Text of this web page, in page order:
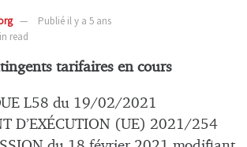
Publié il y a 5 ans
read
tarifaires en cours
L58 du 19/02/2021
D’EXÉCUTION (UE) 2021/254